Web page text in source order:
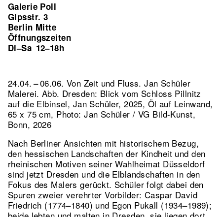
Galerie Poll
Gipsstr. 3
Berlin Mitte
Öffnungszeiten
Di–Sa 12–18h
24.04. – 06.06. Von Zeit und Fluss. Jan Schüler
Malerei. Abb. Dresden: Blick vom Schloss Pillnitz
auf die Elbinsel, Jan Schüler, 2025, Öl auf Leinwand,
65 x 75 cm, Photo: Jan Schüler / VG Bild-Kunst,
Bonn, 2026
Nach Berliner Ansichten mit historischem Bezug,
den hessischen Landschaften der Kindheit und den
rheinischen Motiven seiner Wahlheimat Düsseldorf
sind jetzt Dresden und die Elblandschaften in den
Fokus des Malers gerückt. Schüler folgt dabei den
Spuren zweier verehrter Vorbilder: Caspar David
Friedrich (1774–1840) und Egon Pukall (1934–1989);